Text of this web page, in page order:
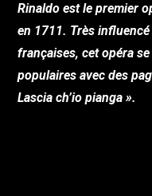
Rinaldo est le premier
en 1711. Très
françaises, cet opéra
populaires avec des
Lascia ch’io pianga ».